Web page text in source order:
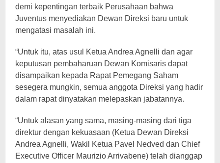
demi kepentingan terbaik Perusahaan bahwa
Juventus menyediakan Dewan Direksi baru untuk
mengatasi masalah ini.
“Untuk itu, atas usul Ketua Andrea Agnelli dan agar
keputusan pembaharuan Dewan Komisaris dapat
disampaikan kepada Rapat Pemegang Saham
sesegera mungkin, semua anggota Direksi yang hadir
dalam rapat dinyatakan melepaskan jabatannya.
“Untuk alasan yang sama, masing-masing dari tiga
direktur dengan kekuasaan (Ketua Dewan Direksi
Andrea Agnelli, Wakil Ketua Pavel Nedved dan Chief
Executive Officer Maurizio Arrivabene) telah dianggap